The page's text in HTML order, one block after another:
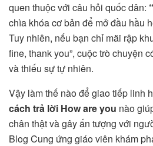
quen thuộc với câu hỏi quốc dân:
chìa khóa cơ bản để mở đầu hầu
Tuy nhiên, nếu bạn chỉ mãi rập
fine, thank you”, cuộc trò chuyện
và thiếu sự tự nhiên.
Vậy làm thế nào để giao tiếp linh
cách trả lời How are you nào
chân thật và gây ấn tượng với
Blog Cung ứng giáo viên khám